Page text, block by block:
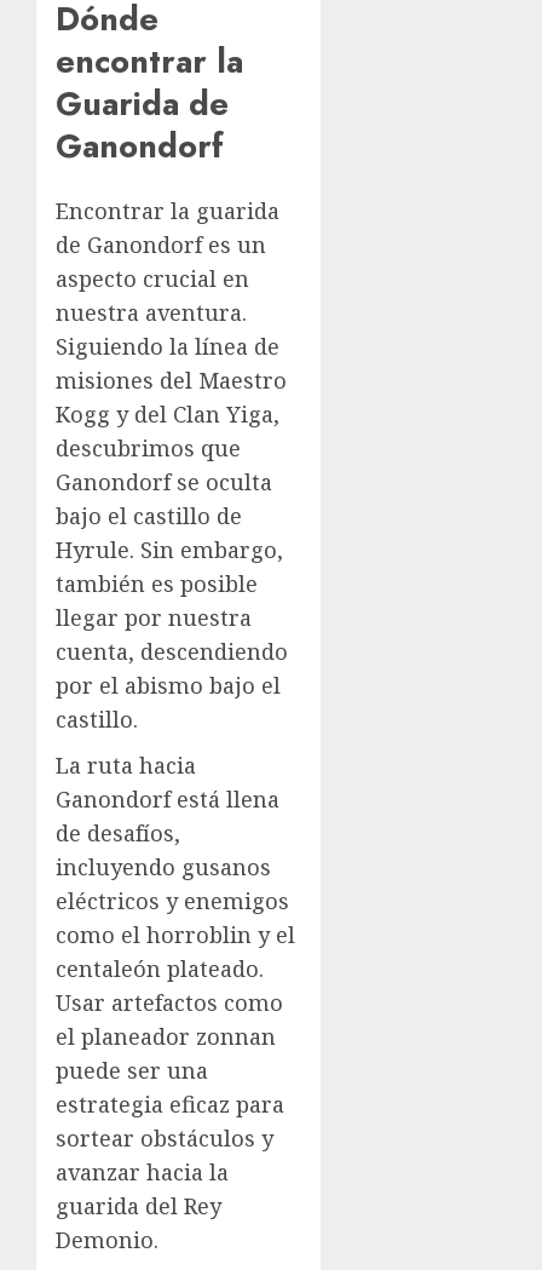
Dónde
encontrar la
Guarida de
Ganondorf
Encontrar la guarida
de Ganondorf es un
aspecto crucial en
nuestra aventura.
Siguiendo la línea de
misiones del Maestro
Kogg y del Clan Yiga,
descubrimos que
Ganondorf se oculta
bajo el castillo de
Hyrule. Sin embargo,
también es posible
llegar por nuestra
cuenta, descendiendo
por el abismo bajo el
castillo.
La ruta hacia
Ganondorf está llena
de desafíos,
incluyendo gusanos
eléctricos y enemigos
como el horroblin y el
centaleón plateado.
Usar artefactos como
el planeador zonnan
puede ser una
estrategia eficaz para
sortear obstáculos y
avanzar hacia la
guarida del Rey
Demonio.